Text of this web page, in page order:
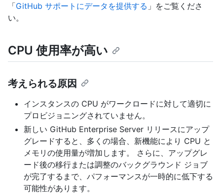
「GitHub サポートにデータを提供する 」をご覧くださ
い。
CPU 使用率が高い
考えられる原因
インスタンスの CPU がワークロードに対して適切に
プロビジョニングされていません。
新しい GitHub Enterprise Server リリースにアップ
グレードすると、多くの場合、新機能により CPU と
メモリの使用量が増加します。 さらに、アップグレ
ード後の移行または調整のバックグラウンド ジョブ
が完了するまで、パフォーマンスが一時的に低下する
可能性があります。